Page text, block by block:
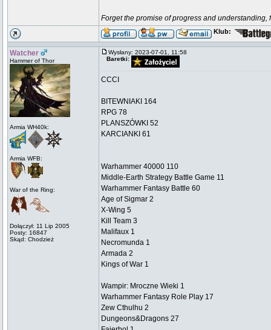
Forget the promise of progress and
Klub:
Watcher
Hammer of Thor
Armia WH40k:
Armia WFB:
War of the Ring:
Dołączył: 11 Lip 2005
Posty: 16847
Skąd: Chodzież
Wysłany: 2023-07-01, 11:58
Baretki:
CCCI
BITEWNIAKI 164
RPG 78
PLANSZÓWKI 52
KARCIANKI 61
Warhammer 40000 110
Middle-Earth Strategy Battle Game 11
Warhammer Fantasy Battle 60
Age of Sigmar 2
X-Wing 5
Kill Team 3
Malifaux 1
Necromunda 1
Armada 2
Kings of War 1
Wampir: Mroczne Wieki 1
Warhammer Fantasy Role Play 17
Zew Cthulhu 2
Dungeons&Dragons 27